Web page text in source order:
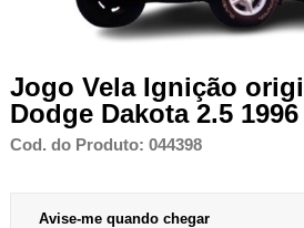
Jogo Vela Ignição
Dodge Dakota 2.5 1996
Cod. do Produto: 044398
Avise-me quando chegar